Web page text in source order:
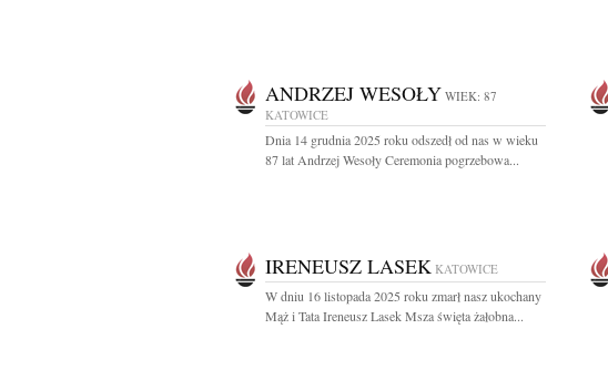
ANDRZEJ WESOŁY WIEK: 87
KATOWICE
Dnia 14 grudnia 2025 roku odszedł od nas w wieku
87 lat Andrzej Wesoły Ceremonia pogrzebowa...
IRENEUSZ LASEK KATOWICE
W dniu 16 listopada 2025 roku zmarł nasz ukochany
Mąż i Tata Ireneusz Lasek Msza święta żałobna...